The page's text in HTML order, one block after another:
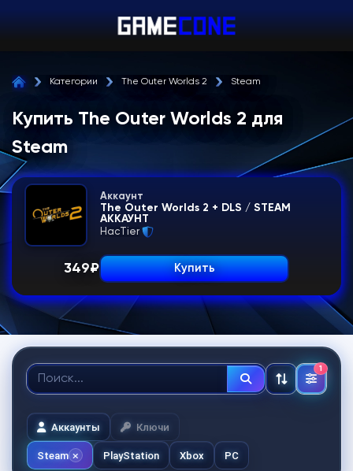
Категории The Outer Worlds 2 Steam
Купить The Outer Worlds 2 для
Steam
Аккаунт
The Outer Worlds 2 + DLS / STEAM
АККАУНТ
HacTier
349₽ Купить
1
Аккаунты Ключи
Steam PlayStation Xbox PC